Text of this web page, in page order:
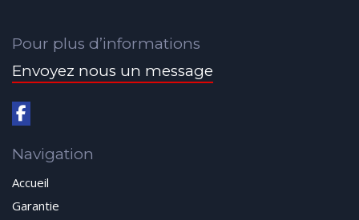
Pour plus d’informations
Envoyez nous un message
Navigation
Accueil
Garantie